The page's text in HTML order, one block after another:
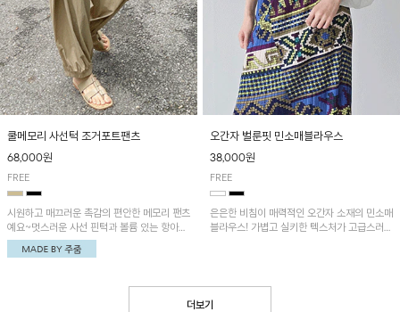
쿨메모리 사선턱 조거포트팬츠
68,000원
FREE
시원하고 매끄러운 촉감의 편안한 메모리 팬츠
예요~멋스러운 사선 핀턱과 볼륨 있는 항아리
핏이 유니크한 아이템!
오간자 벌룬핏 민소매블라우스
38,000원
FREE
은은한 비침이 매력적인 오간자 소재의 민소매
블라우스! 가볍고 실키한 텍스처가 고급스러운
더보기